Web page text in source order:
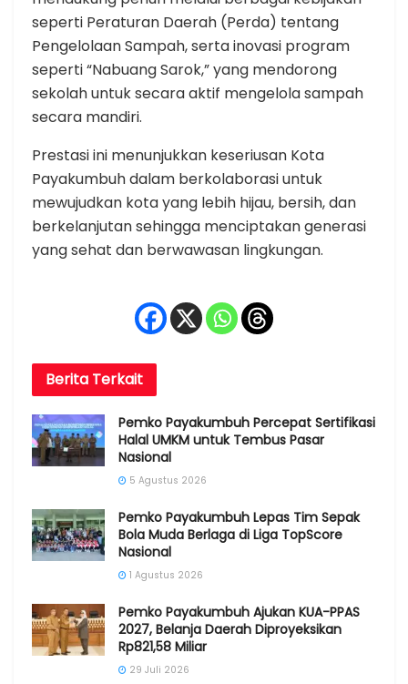
seperti Peraturan Daerah (Perda) tentang
Pengelolaan Sampah, serta inovasi program
seperti “Nabuang Sarok,” yang mendorong
sekolah untuk secara aktif mengelola sampah
secara mandiri.
Prestasi ini menunjukkan keseriusan Kota
Payakumbuh dalam berkolaborasi untuk
mewujudkan kota yang lebih hijau, bersih, dan
berkelanjutan sehingga menciptakan generasi
yang sehat dan berwawasan lingkungan.
Berita Terkait
Pemko Payakumbuh Percepat Sertifikasi
Halal UMKM untuk Tembus Pasar
Nasional
5 Agustus 2026
Pemko Payakumbuh Lepas Tim Sepak
Bola Muda Berlaga di Liga TopScore
Nasional
1 Agustus 2026
Pemko Payakumbuh Ajukan KUA-PPAS
2027, Belanja Daerah Diproyeksikan
Rp821,58 Miliar
29 Juli 2026